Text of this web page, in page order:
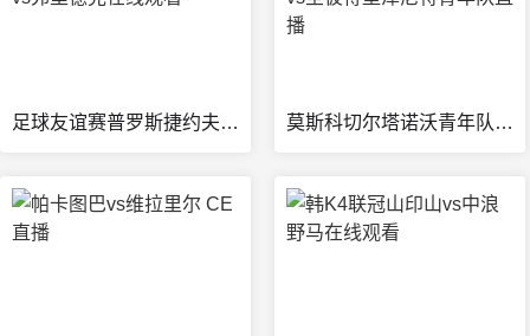
足球友谊赛普罗斯捷约夫vs弗里德克在线观看 莫斯科切尔塔诺沃青年队vs圣彼得堡泽尼特青年队直播